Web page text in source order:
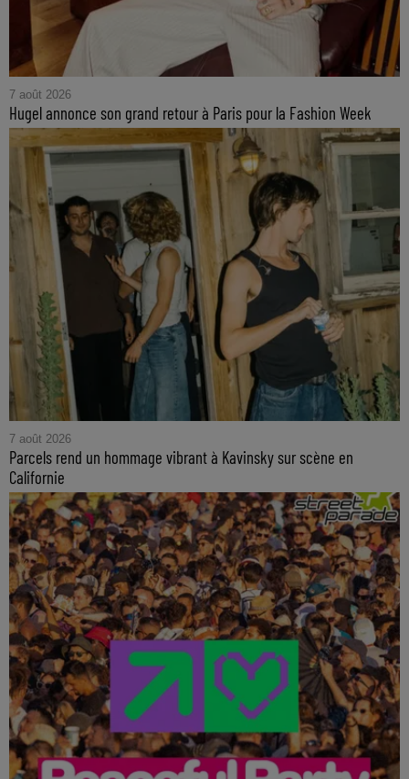
7 août 2026
Hugel annonce son grand retour à Paris pour la Fashion Week
7 août 2026
Parcels rend un hommage vibrant à Kavinsky sur scène en
Californie